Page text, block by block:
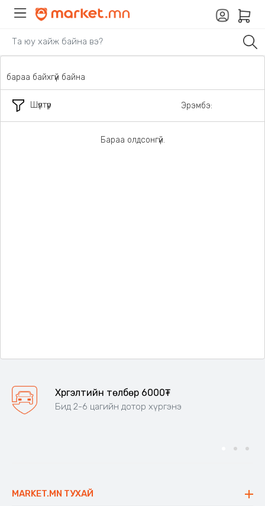
Шүүлтүүр
бараа байхгүй байна
Эрэмбэ:
Бараа олдсонгүй.
Хүргэлтийн төлбөр 6000₮
Бид 2-6 цагийн дотор хүргэнэ
MARKET.MN ТУХАЙ